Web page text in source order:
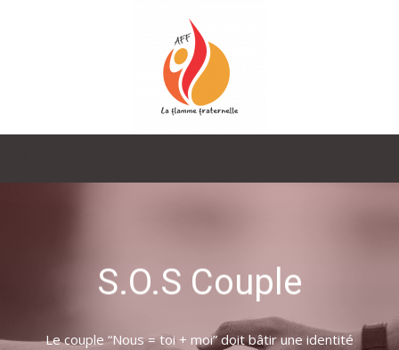
Fraternelle
S.O.S Couple
Le couple “Nous = toi + moi” doit bâtir une identité